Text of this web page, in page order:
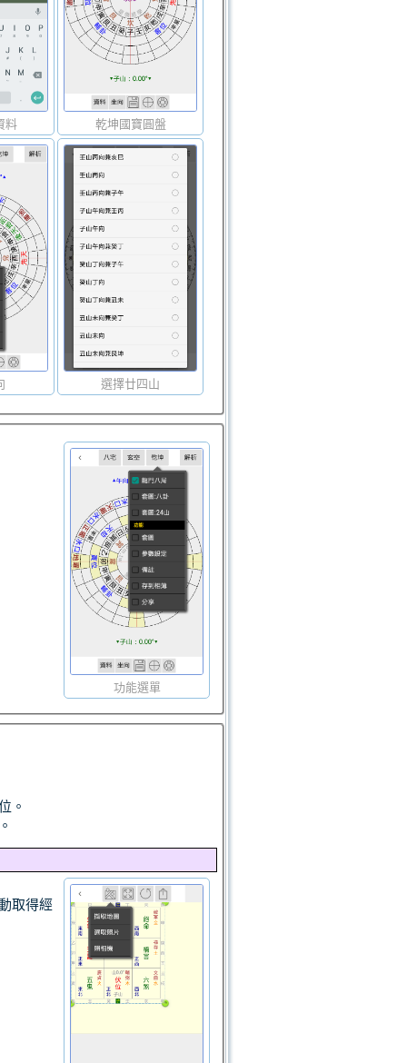
料 乾坤國寶圓盤
選擇廿四山
功能選單
。
取得經